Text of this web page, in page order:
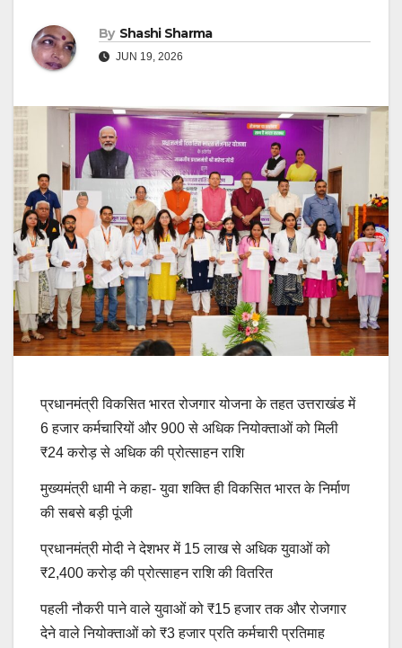
By Shashi Sharma
JUN 19, 2026
प्रधानमंत्री विकसित भारत रोजगार योजना के तहत उत्तराखंड में
6 हजार कर्मचारियों और 900 से अधिक नियोक्ताओं को मिली
₹24 करोड़ से अधिक की प्रोत्साहन राशि
मुख्यमंत्री धामी ने कहा- युवा शक्ति ही विकसित भारत के निर्माण
की सबसे बड़ी पूंजी
प्रधानमंत्री मोदी ने देशभर में 15 लाख से अधिक युवाओं को
₹2,400 करोड़ की प्रोत्साहन राशि की वितरित
पहली नौकरी पाने वाले युवाओं को ₹15 हजार तक और रोजगार
देने वाले नियोक्ताओं को ₹3 हजार प्रति कर्मचारी प्रतिमाह